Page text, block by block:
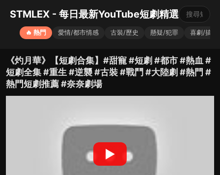
STMLEX - 每日最新YouTube短劇精選
🔥 熱門 愛情/都市情感 古裝/歷史 懸疑/犯罪 喜劇/搞笑
《灼月華》【短劇合集】#甜寵 #短劇 #都市 #熱血 #
短劇全集 #重生 #逆襲 #古裝 #戰鬥 #大陸劇 #熱門 #
熱門短劇推薦 #奈奈劇場
▶